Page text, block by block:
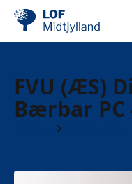
FVU (ÆS)
Bærbar PC